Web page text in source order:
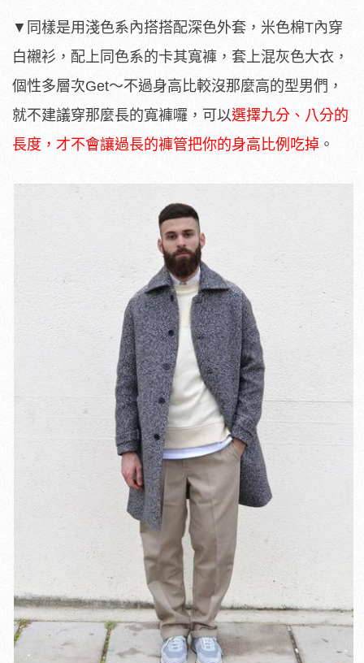
▼同樣是用淺色系內搭搭配深色外套，米色棉T內穿
白襯衫，配上同色系的卡其寬褲，套上混灰色大衣，
個性多層次Get～不過身高比較沒那麼高的型男們，
就不建議穿那麼長的寬褲囉，可以選擇九分、八分的
長度，才不會讓過長的褲管把你的身高比例吃掉 。